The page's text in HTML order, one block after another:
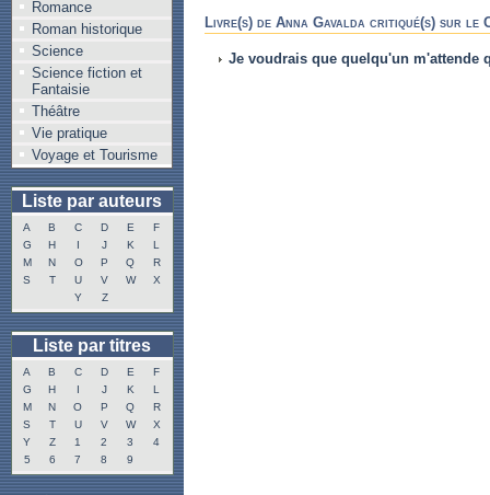
Romance
Roman historique
Science
Science fiction et
Fantaisie
Théâtre
Vie pratique
Voyage et Tourisme
Liste par auteurs
A B C D E
F
G
H I J K
L
M
N O P Q
R
S
T U V W
X
Y
Z
Liste par titres
A B C D E
F
G
H I J K
L
M
N O P Q
R
S
T U V W
X
Y
Z 1 2 3
4
5
6 7 8 9
Livre(s) de Anna Gavalda critiqué(s) sur
Je voudrais que quelqu'un m'attende